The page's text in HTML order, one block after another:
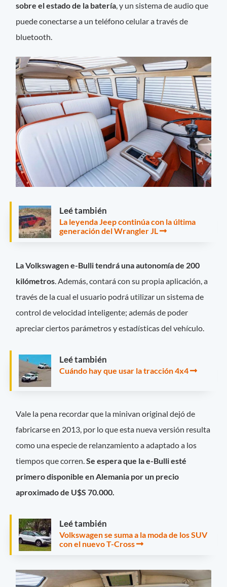
sobre el estado de la batería, y un sistema de audio que
puede conectarse a un teléfono celular a través de
bluetooth.
Leé también
La leyenda Jeep continúa con la última
generación del Wrangler JL
La Volkswagen e-Bulli tendrá una autonomía de 200
kilómetros . Además, contará con su propia aplicación, a
través de la cual el usuario podrá utilizar un sistema de
control de velocidad inteligente; además de poder
apreciar ciertos parámetros y estadísticas del vehículo.
Leé también
Cuándo hay que usar la tracción 4x4
Vale la pena recordar que la minivan original dejó de
fabricarse en 2013, por lo que esta nueva versión resulta
como una especie de relanzamiento a adaptado a los
tiempos que corren.Se espera que la e-Bulli esté
primero disponible en Alemania por un precio
aproximado de U$S 70.000.
Leé también
Volkswagen se suma a la moda de los SUV
con el nuevo T-Cross